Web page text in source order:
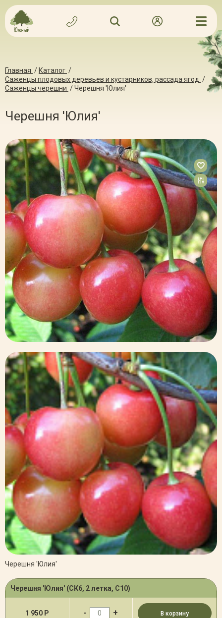
Главная / Каталог /
Саженцы плодовых деревьев и кустарников, рассада ягод /
Саженцы черешни /Черешня 'Юлия'
Черешня 'Юлия'
Черешня 'Юлия'
Черешня 'Юлия' (СК6, 2 летка, С10)
1 950 Р - + В корзину